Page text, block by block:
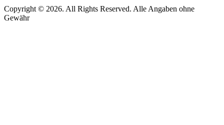
Copyright © 2026. All Rights Reserved. Alle Angaben ohne
Gewähr